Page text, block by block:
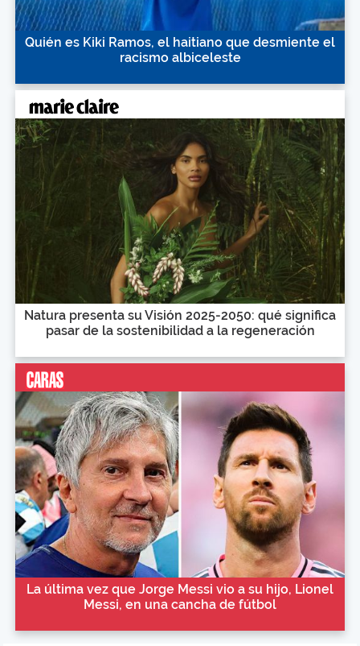
Quién es Kiki Ramos, el haitiano que desmiente el
racismo albiceleste
Natura presenta su Visión 2025-2050: qué significa
pasar de la sostenibilidad a la regeneración
La última vez que Jorge Messi vio a su hijo, Lionel
Messi, en una cancha de fútbol